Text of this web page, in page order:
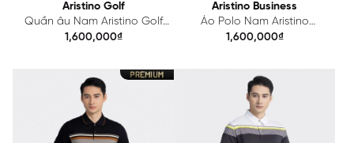
Aristino Golf
Quần âu Nam Aristino Golf
ATRG170Z
1,600,000₫
Aristino Business
Áo Polo Nam Aristino
Business Cotton Mercerized
1,600,000₫